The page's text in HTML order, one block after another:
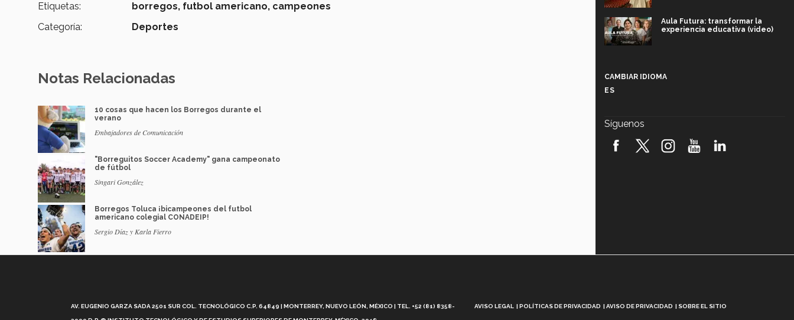
Etiquetas:
borregos, futbol americano, campeones
Categoría:
Deportes
Notas Relacionadas
10 cosas que hacen los Borregos durante el
verano
Embajadores de Comunicación
"Borreguitos Soccer Academy" gana campeonato
de fútbol
Singari González
Borregos Toluca ¡bicampeones del futbol
americano colegial CONADEIP!
Sergio Díaz y Karla Fierro
Aula Futura: transformar la
experiencia educativa (video)
robótica FIRST 2026! (video)
Artificial, Paola Ricaurte (video)
CAMBIAR IDIOMA
ES
Síguenos
AV. EUGENIO GARZA SADA 2501 SUR COL. TECNOLÓGICO C.P. 64849 | MONTERREY, NUEVO LEÓN, MÉXICO | TEL. +52 (81) 8358- AVISO LEGAL POLÍTICAS DE PRIVACIDAD AVISO DE PRIVACIDAD SOBRE EL SITIO